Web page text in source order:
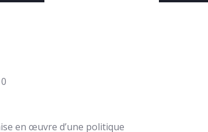
en œuvre d’une politique